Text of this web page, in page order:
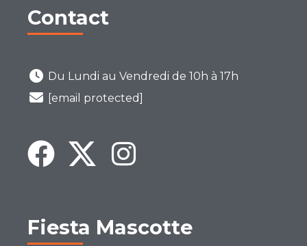
Contact
Du Lundi au Vendredi de 10h à 17h
[email protected]
Fiesta Mascotte